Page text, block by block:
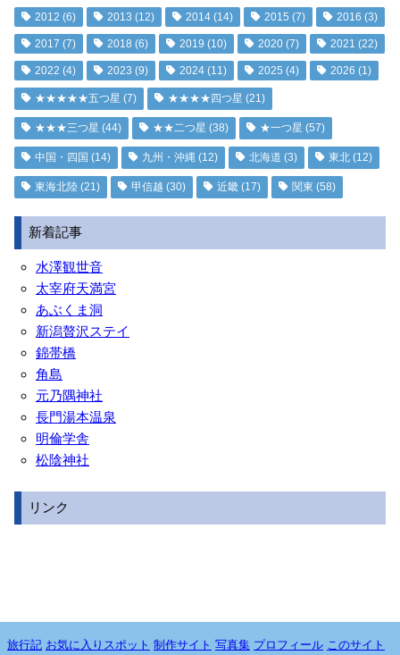
2012 (6) 2013 (12) 2014 (14) 2015 (7) 2016 (3)
2017 (7) 2018 (6) 2019 (10) 2020 (7) 2021 (22)
2022 (4) 2023 (9) 2024 (11) 2025 (4) 2026 (1)
★★★★★五つ星 (7) ★★★★四つ星 (21)
★★★三つ星 (44) ★★二つ星 (38) ★一つ星 (57)
中国・四国 (14) 九州・沖縄 (12) 北海道 (3) 東北 (12)
東海北陸 (21) 甲信越 (30) 近畿 (17) 関東 (58)
新着記事
水澤観世音
太宰府天満宮
あぶくま洞
新潟贅沢ステイ
錦帯橋
角島
元乃隅神社
長門湯本温泉
明倫学舎
松陰神社
リンク
旅行記 お気に入りスポット 制作サイト 写真集 プロフィール このサイト